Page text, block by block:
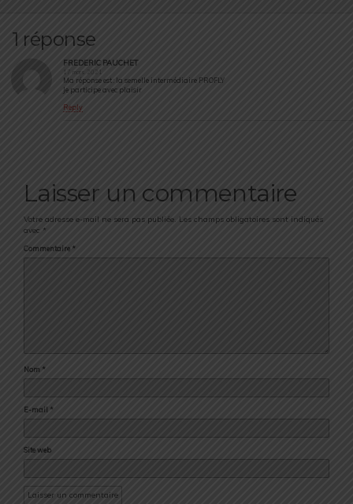
1 réponse
FREDERIC PAUCHET
17 mars 2021
Ma réponse est : la semelle intermédiaire PROFLY
Je participe avec plaisir
Reply
Laisser un commentaire
Votre adresse e-mail ne sera pas publiée. Les champs obligatoires sont indiqués
avec *
Commentaire *
Nom *
E-mail *
Site web